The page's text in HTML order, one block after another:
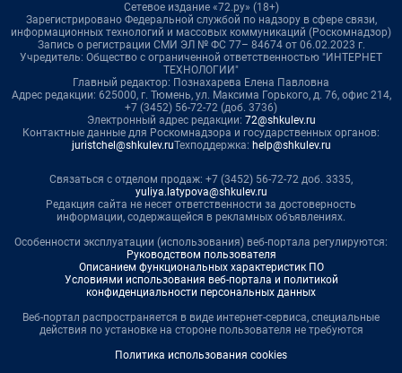
Сетевое издание «72.ру» (18+)
Зарегистрировано Федеральной службой по надзору в сфере связи,
информационных технологий и массовых коммуникаций (Роскомнадзор)
Запись о регистрации СМИ ЭЛ № ФС 77– 84674 от 06.02.2023 г.
Учредитель: Общество с ограниченной ответственностью "ИНТЕРНЕТ
ТЕХНОЛОГИИ"
Главный редактор: Познахарева Елена Павловна
Адрес редакции: 625000, г. Тюмень, ул. Максима Горького, д. 76, офис 214,
+7 (3452) 56-72-72 (доб. 3736)
Электронный адрес редакции: 72@shkulev.ru
Контактные данные для Роскомнадзора и государственных органов:
juristchel@shkulev.ruТехподдержка: help@shkulev.ru
Связаться с отделом продаж: +7 (3452) 56-72-72 доб. 3335,
yuliya.latypova@shkulev.ru
Редакция сайта не несет ответственности за достоверность
информации, содержащейся в рекламных объявлениях.
Особенности эксплуатации (использования) веб-портала регулируются:
Руководством пользователя
Описанием функциональных характеристик ПО
Условиями использования веб-портала и политикой
конфиденциальности персональных данных
Веб-портал распространяется в виде интернет-сервиса, специальные
действия по установке на стороне пользователя не требуются
Политика использования cookies